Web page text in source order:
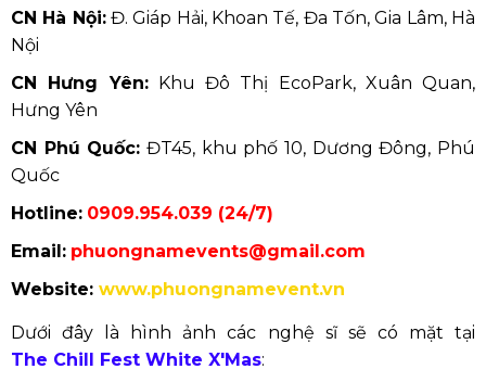
CN Hà Nội:Đ. Giáp Hải, Khoan Tế, Đa Tốn, Gia Lâm, Hà
Nội
CN Hưng Yên:Khu Đô Thị EcoPark, Xuân Quan,
Hưng Yên
CN Phú Quốc: ĐT45, khu phố 10, Dương Đông, Phú
Quốc
Hotline: 0909.954.039 (24/7)
Email: phuongnamevents@gmail.com
Website: www.phuongnamevent.vn
Dưới đây là hình ảnh các nghệ sĩ sẽ có mặt tại
The Chill Fest White X'Mas: